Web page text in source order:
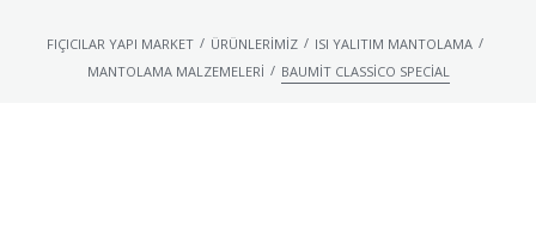
FIÇICILAR YAPI MARKET / ÜRÜNLERIMIZ / ISI YALITIM MANTOLAMA /
MANTOLAMA MALZEMELERI / BAUMIT CLASSICO SPECIAL